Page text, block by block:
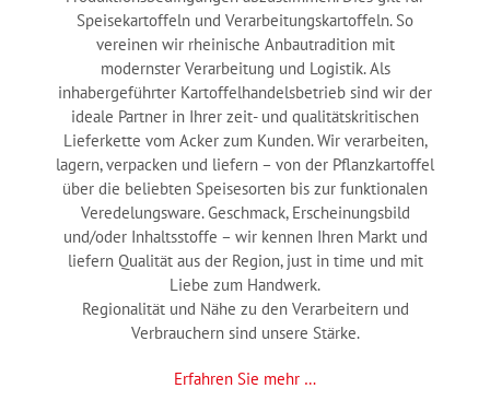
Speisekartoffeln und Verarbeitungskartoffeln. So
vereinen wir rheinische Anbautradition mit
modernster Verarbeitung und Logistik. Als
inhabergeführter Kartoffelhandelsbetrieb sind wir der
ideale Partner in Ihrer zeit- und qualitätskritischen
Lieferkette vom Acker zum Kunden. Wir verarbeiten,
lagern, verpacken und liefern – von der Pflanzkartoffel
über die beliebten Speisesorten bis zur funktionalen
Veredelungsware. Geschmack, Erscheinungsbild
und/oder Inhaltsstoffe – wir kennen Ihren Markt und
liefern Qualität aus der Region, just in time und mit
Liebe zum Handwerk.
Regionalität und Nähe zu den Verarbeitern und
Verbrauchern sind unsere Stärke.
Erfahren Sie mehr …